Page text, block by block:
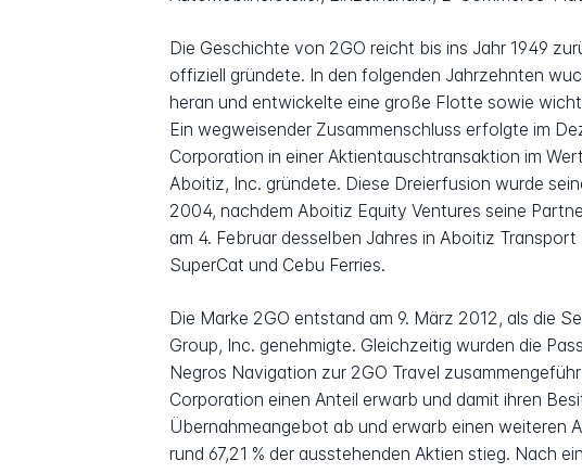
Die Geschichte von 2GO reicht bis ins Jahr 1949
offiziell gründete. In den folgenden Jahrzehnten
heran und entwickelte eine große Flotte sowie
Ein wegweisender Zusammenschluss erfolgte im
Corporation in einer Aktientauschtransaktion im
Aboitiz, Inc. gründete. Diese Dreierfusion wurde
2004, nachdem Aboitiz Equity Ventures seine
am 4. Februar desselben Jahres in Aboitiz
SuperCat und Cebu Ferries.
Die Marke 2GO entstand am 9. März 2012, als die
Group, Inc. genehmigte. Gleichzeitig wurden die
Negros Navigation zur 2GO Travel
Corporation einen Anteil erwarb und damit ihren
Übernahmeangebot ab und erwarb einen weiteren
rund 67,21 % der ausstehenden Aktien stieg. Nach